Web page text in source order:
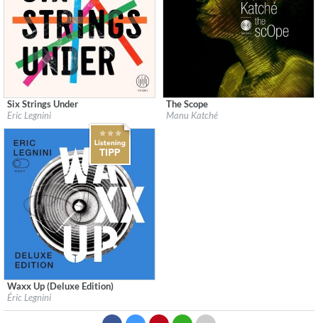
Label:Anteprima Productions / Bendo Music
Jazz
Six Strings Under
Eric Legnini
Label:Anteprima Productions / Bendo
The Scope
Manu Katché
Label:Anteprima Production
R&B
$ 12,90
Waxx Up (Deluxe Edition)
Éric Legnini